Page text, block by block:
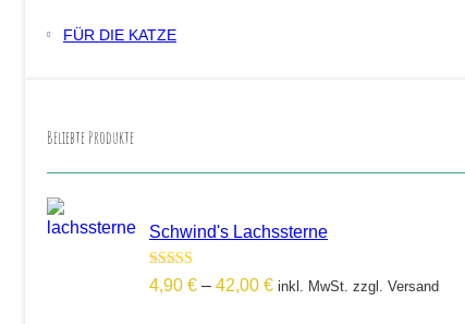
FÜR DIE KATZE
Beliebte Produkte
Schwind's Lachssterne
Bewertet mit
5.00von 5
4,90 € – 42,00 €Preisspanne:
inkl. MwSt. zzgl. Versand